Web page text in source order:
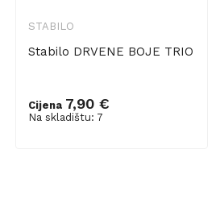
STABILO
Stabilo DRVENE BOJE TRIO
Cijena 7,90 €
Na skladištu: 7
Dodaj u košaricu